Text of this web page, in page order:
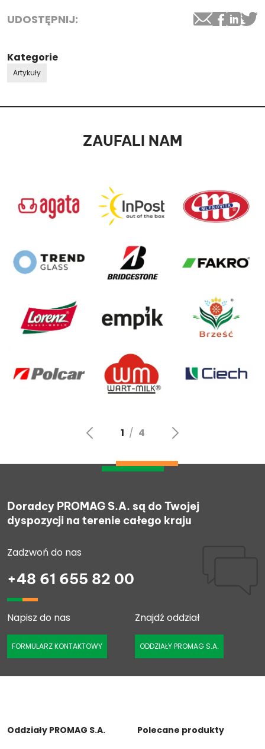
UDOSTĘPNIJ:
Artykuły
Kategorie
ZAUFALI NAM
Doradcy PROMAG S.A. są do Twojej
dyspozycji na terenie całego kraju
Zadzwoń do nas
+48 61 655 82 00
Napisz do nas
FORMULARZ KONTAKTOWY
Znajdź oddział
ODDZIAŁY PROMAG S.A.
Oddziały PROMAG S.A. Polecane produkty